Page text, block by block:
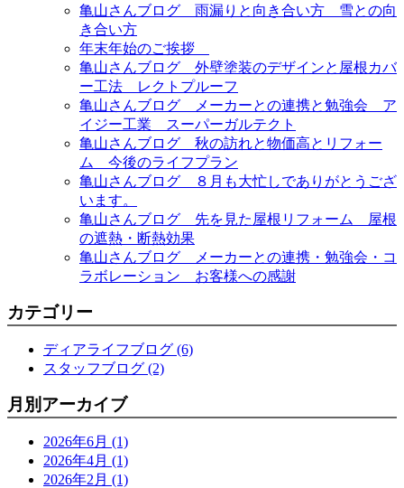
亀山さんブログ 雨漏りと向き合い方 雪との向
き合い方
年末年始のご挨拶
亀山さんブログ 外壁塗装のデザインと屋根カバ
ー工法 レクトプルーフ
亀山さんブログ メーカーとの連携と勉強会 ア
イジー工業 スーパーガルテクト
亀山さんブログ 秋の訪れと物価高とリフォー
ム 今後のライフプラン
亀山さんブログ ８月も大忙しでありがとうござ
います。
亀山さんブログ 先を見た屋根リフォーム 屋根
の遮熱・断熱効果
亀山さんブログ メーカーとの連携・勉強会・コ
ラボレーション お客様への感謝
カテゴリー
ディアライフブログ (6)
スタッフブログ (2)
月別アーカイブ
2026年6月 (1)
2026年4月 (1)
2026年2月 (1)